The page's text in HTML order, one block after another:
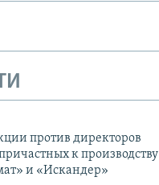
против директоров
к производству
и «Искандер»